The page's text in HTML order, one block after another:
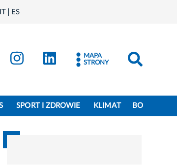
IT ES
- X - YouTube
Kraków - Instagram
Kraków - LinkedIn
MAPA
STRONY
SPORT I ZDROWIE KLIMAT BO